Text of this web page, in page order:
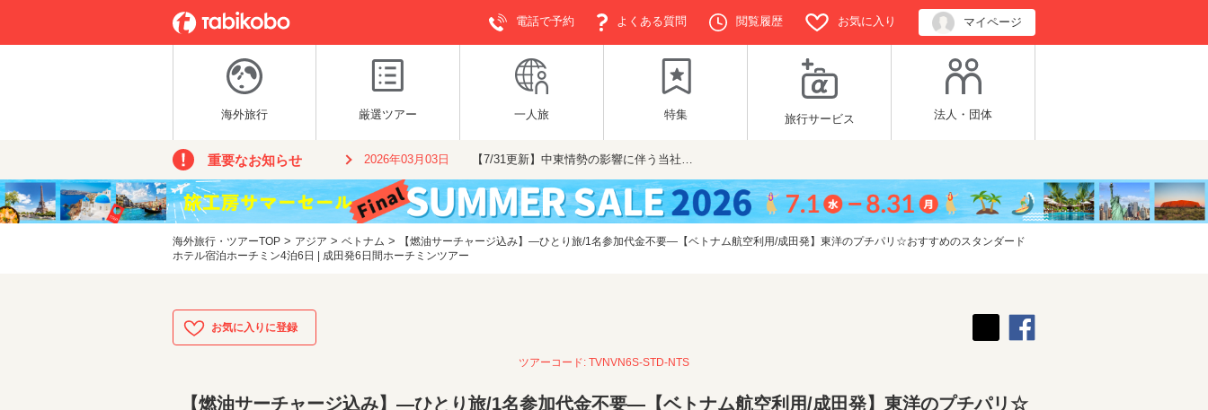
電話で予約 よくある質問 閲覧履歴 お気に入り マイページ
海外旅行 厳選ツアー 一人旅 特集 旅行サービス 法人・団体
重要なお知らせ 2026年03月03日 【7/31更新】中東情勢の影響に伴う当社…
海外旅行・ツアーTOP > アジア > ベトナム >
【燃油サーチャージ込み】―ひとり旅/1名参加代金不要―【ベトナム航空利用/成田発】東洋のプチパリ☆おすすめのスタンダード
ホテル宿泊ホーチミン4泊6日 | 成田発6日間ホーチミンツアー
ツアーコード: TVNVN6S-STD-NTS
【燃油サーチャージ込み】―ひとり旅/1名参加代金不要―【ベトナム航空利用/成田発】東洋のプチパリ☆